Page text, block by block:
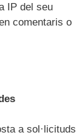
IP del seu
comentaris o
a sol·licituds